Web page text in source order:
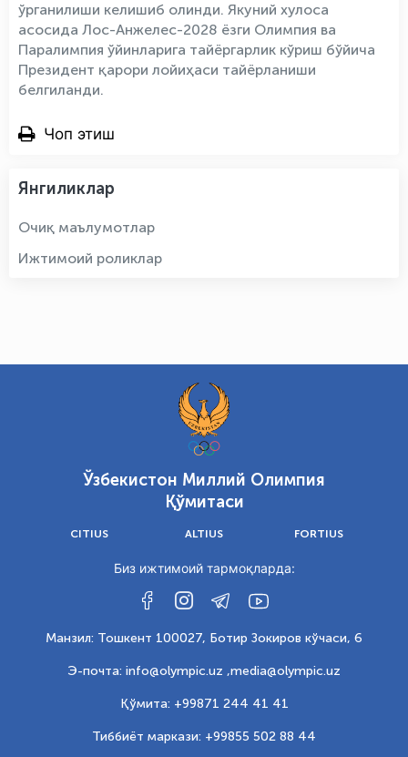
ўрганилиши келишиб олинди. Якуний хулоса
асосида Лос-Анжелес-2028 ёзги Олимпия ва
Паралимпия ўйинларига тайёргарлик кўриш бўйича
Президент қарори лойиҳаси тайёрланиши
белгиланди.
Чоп этиш
Янгиликлар
Очиқ маълумотлар
Ижтимоий роликлар
Ўзбекистон Миллий Олимпия
Қўмитаси
CITIUS ALTIUS FORTIUS
Биз ижтимоий тармоқларда:
Манзил: Тошкент 100027, Ботир Зокиров кўчаси, 6
Э-почта: info@olympic.uz ,media@olympic.uz
Қўмита: +99871 244 41 41
Тиббиёт маркази: +99855 502 88 44